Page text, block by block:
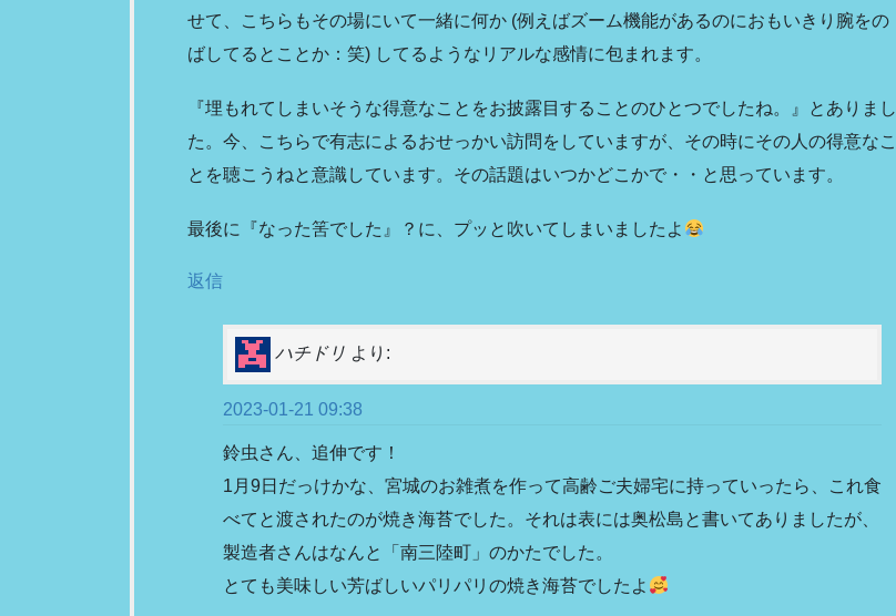
せて、こちらもその場にいて一緒に何か (例えばズーム機能があるのにおもいきり腕をの
ばしてるとことか：笑) してるようなリアルな感情に包まれます。
『埋もれてしまいそうな得意なことをお披露目することのひとつでしたね。』とありまし
た。今、こちらで有志によるおせっかい訪問をしていますが、その時にその人の得意なこ
とを聴こうねと意識しています。その話題はいつかどこかで・・と思っています。
最後に『なった筈でした』？に、プッと吹いてしまいましたよ
返信
ハチドリ より:
2023-01-21 09:38
鈴虫さん、追伸です！
1月9日だっけかな、宮城のお雑煮を作って高齢ご夫婦宅に持っていったら、これ食
べてと渡されたのが焼き海苔でした。それは表には奥松島と書いてありましたが、
製造者さんはなんと「南三陸町」のかたでした。
とても美味しい芳ばしいパリパリの焼き海苔でしたよ